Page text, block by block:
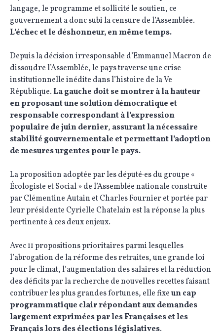
langage, le programme et sollicité le soutien, ce
gouvernement a donc subi la censure de l’Assemblée.
L’échec et le déshonneur, en même temps.
Depuis la décision irresponsable d’Emmanuel Macron de
dissoudre l’Assemblée, le pays traverse une crise
institutionnelle inédite dans l’histoire de la Ve
République.La gauche doit se montrer à la hauteur
en proposant une solution démocratique et
responsable correspondant à l’expression
populaire de juin dernier, assurant la nécessaire
stabilité gouvernementale et permettant l’adoption
de mesures urgentes pour le pays.
La proposition adoptée par les député·es du groupe «
Écologiste et Social » de l’Assemblée nationale construite
par Clémentine Autain et Charles Fournier et portée par
leur présidente Cyrielle Chatelain est la réponse la plus
pertinente à ces deux enjeux.
Avec 11 propositions prioritaires parmi lesquelles
l’abrogation de la réforme des retraites, une grande loi
pour le climat, l’augmentation des salaires et la réduction
des déficits par la recherche de nouvelles recettes faisant
contribuer les plus grandes fortunes, elle fixeuncap
programmatique clair répondant aux demandes
largement exprimées par les Françaises et les
Français lors des élections législatives.